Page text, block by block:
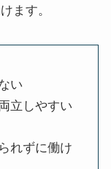
ます。
い
立しやすい
れずに働け